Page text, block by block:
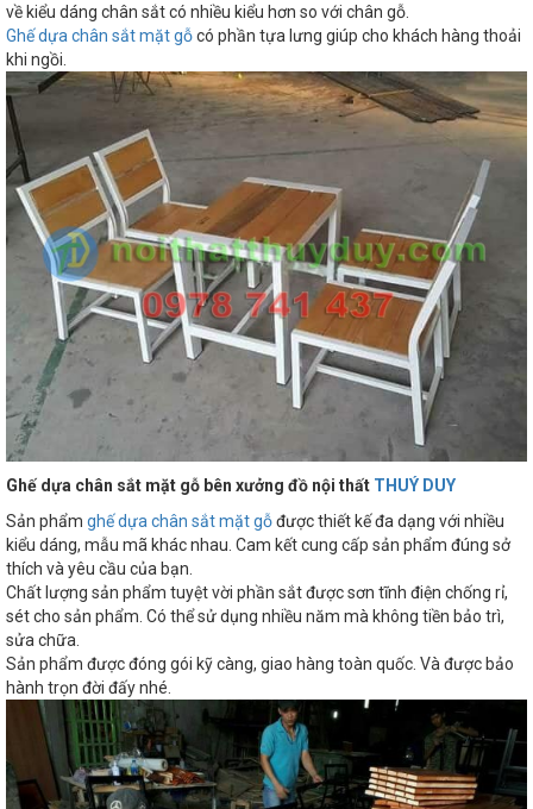
về kiểu dáng chân sắt có nhiều kiểu hơn so với chân gỗ.
Ghế dựa chân sắt mặt gỗcó phần tựa lưng giúp cho khách hàng thoải
khi ngồi.
Ghế dựa chân sắt mặt gỗ bên xưởng đồ nội thất THUÝ DUY
Sản phẩm ghế dựa chân sắt mặt gỗđược thiết kế đa dạng với nhiều
kiểu dáng, mẫu mã khác nhau. Cam kết cung cấp sản phẩm đúng sở
thích và yêu cầu của bạn.
Chất lượng sản phẩm tuyệt vời phần sắt được sơn tĩnh điện chống rỉ,
sét cho sản phẩm. Có thể sử dụng nhiều năm mà không tiền bảo trì,
sửa chữa.
Sản phẩm được đóng gói kỹ càng, giao hàng toàn quốc. Và được bảo
hành trọn đời đấy nhé.